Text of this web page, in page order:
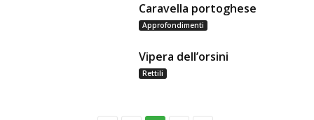
Caravella portoghese
Approfondimenti
Vipera dell’orsini
Rettili